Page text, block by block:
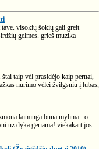
tave. visokių šokių gali greit
gelmes. grieš muzika
taip vėl prasidėjo kaip pernai,
nurimo vėlei žvilgsniu į lubas,
laiminga buna mylima.. o
uz dyka geriama! viekakart jos